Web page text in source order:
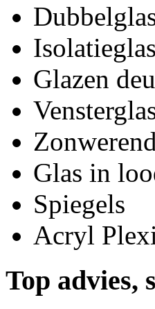
Isolatieglas
Glazen
Glas in
Spiegels
Acryl
Top advies,